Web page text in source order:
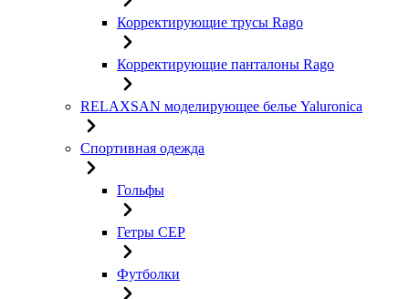
Корректирующие трусы Rago
Корректирующие панталоны Rago
RELAXSAN моделирующее белье Yaluroniсa
Спортивная одежда
Гольфы
Гетры CEP
Футболки